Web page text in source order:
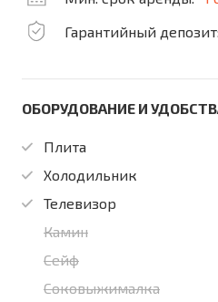
Гарантийный депозит:
ОБОРУДОВАНИЕ И
Плита
Холодильник
Телевизор
Камин
Сейф
Соковыжималка